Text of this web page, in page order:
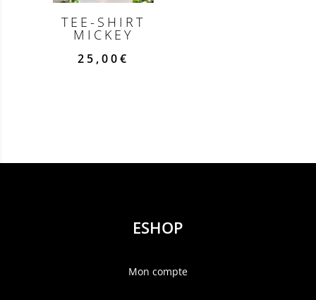
TEE-SHIRT
MICKEY
25,00€
ESHOP
Mon compte